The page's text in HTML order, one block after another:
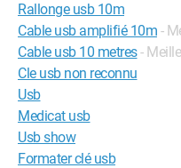
Rallonge usb 10m
Cable usb amplifié 10m -
Cable usb 10 metres-
Cle usb non reconnu
Usb
Medicat usb
Usb show
Formater clé usb